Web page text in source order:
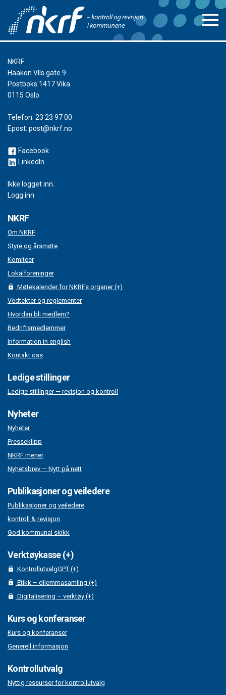
NKRF
Haakon VIIs gate 9
Postboks 1417 Vika
0115 Oslo
Telefon: 23 23 97 00
Epost: post@nkrf.no
Facebook
LinkedIn
Ikke logget inn.
Logg inn
NKRF
Om NKRF
Styre og årsmøte
Komiteer
Lokalforeninger
Møtekalender for NKRFs organer (+)
Vedtekter og reglementer
Hvordan bli medlem?
Bedriftsmedlemmer
Information in english
Kontakt oss
Ledige stillinger
Ledige stillinger — revisjon og kontroll
Nyheter
Nyheter
Presseklipp
NKRF mener
Nyhetsbrev — Nytt på nett
Publikasjoner og veiledere
Publikasjoner og veiledere
kontroll & revisjon
God kommunal skikk
Verktøykasse (+)
KontrollutvalgGPT (+)
Etikk – dilemmasamling (+)
Digitalisering – verktøy (+)
Kurs og konferanser
Kurs og konferanser
Generell informasjon
Kontrollutvalg
Nyttig ressurser for kontrollutvalg